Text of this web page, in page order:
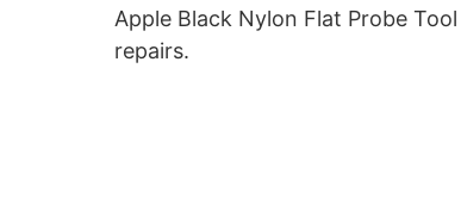
Apple Black Nylon Flat Probe
repairs.